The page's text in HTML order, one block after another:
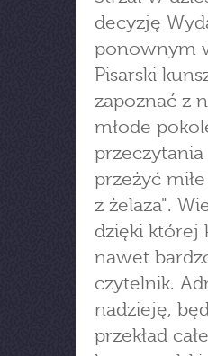
decyzję
ponownym
Pisarski
zapoznać z
młode
przeżyć
z żelaza".
dzięki której
nawet
czytelnik.
nadzieję,
przekład